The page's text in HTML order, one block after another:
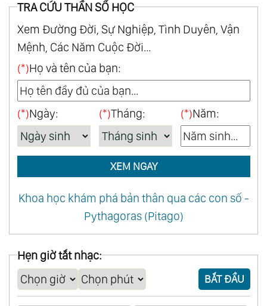
TRA CỨU THẦN SỐ HỌC
Xem Đường Đời, Sự Nghiệp, Tình Duyên, Vận
Mệnh, Các Năm Cuộc Đời...
(*)Họ và tên của bạn:
(*)Ngày: (*)Tháng: (*)Năm:
XEM NGAY
Khoa học khám phá bản thân qua các con số -
Pythagoras (Pitago)
Hẹn giờ tắt nhạc:
BẮT ĐẦU